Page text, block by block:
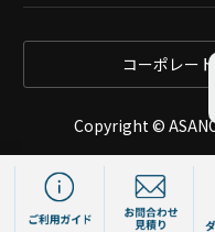
コーポレート
Copyright ©